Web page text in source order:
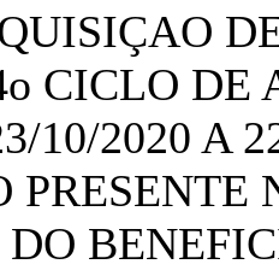
CICLO DE
10/2020 A